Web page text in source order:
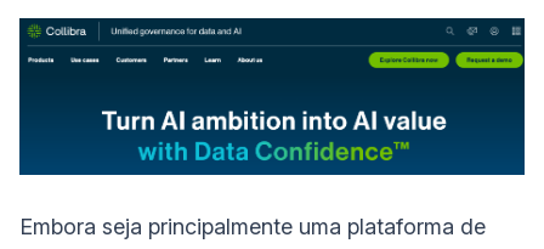
Embora seja principalmente uma plataforma de